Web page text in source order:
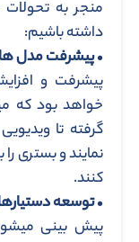
منجر به
داشته باشیم:
•پیشرفت مدل
پیشرفت و
خواهد بود که
گرفته تا
نمایند و بستری
کنند.
•توسعه
پیش بینی